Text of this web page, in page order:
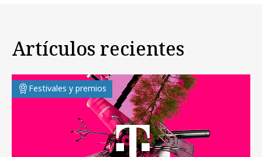
Artículos recientes
Festivales y premios